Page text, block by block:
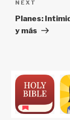
Next
Post
NEXT
Planes:
y más